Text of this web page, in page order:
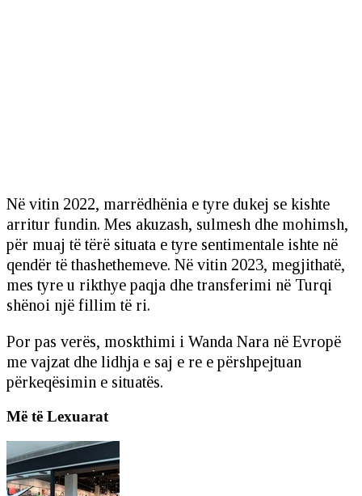
Në vitin 2022, marrëdhënia e tyre dukej se kishte
arritur fundin. Mes akuzash, sulmesh dhe mohimsh,
për muaj të tërë situata e tyre sentimentale ishte në
qendër të thashethemeve. Në vitin 2023, megjithatë,
mes tyre u rikthye paqja dhe transferimi në Turqi
shënoi një fillim të ri.
Por pas verës, moskthimi i Wanda Nara në Evropë
me vajzat dhe lidhja e saj e re e përshpejtuan
përkeqësimin e situatës.
Më të Lexuarat